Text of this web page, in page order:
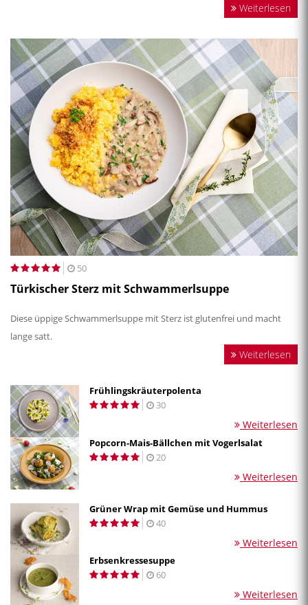
Weiterlesen
50
Türkischer Sterz mit Schwammerlsuppe
Diese üppige Schwammerlsuppe mit Sterz ist glutenfrei und macht
lange satt.
Weiterlesen
Frühlingskräuterpolenta
30
Weiterlesen
Popcorn-Mais-Bällchen mit Vogerlsalat
20
Weiterlesen
Grüner Wrap mit Gemüse und Hummus
40
Weiterlesen
Erbsenkressesuppe
60
Weiterlesen